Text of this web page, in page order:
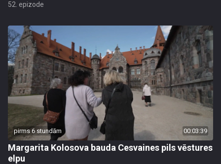
52. epizode
pirms 6 stundām 00:03:39
Margarita Kolosova bauda Cesvaines pils vēstures
elpu